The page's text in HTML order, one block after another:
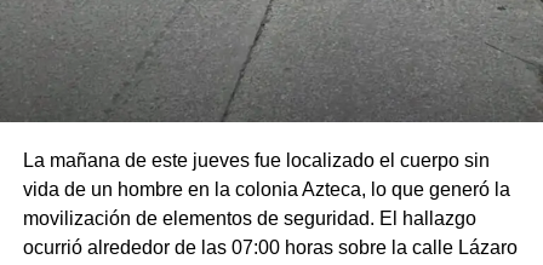
La mañana de este jueves fue localizado el cuerpo sin
vida de un hombre en la colonia Azteca, lo que generó la
movilización de elementos de seguridad. El hallazgo
ocurrió alrededor de las 07:00 horas sobre la calle Lázaro